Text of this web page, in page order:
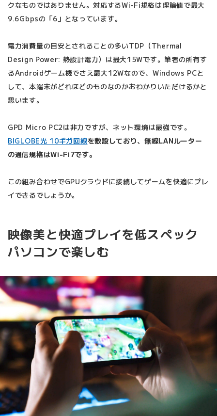
クなものではありません。対応するWi-Fi規格は理論値で最大
9.6Gbpsの「6」となっています。
電力消費量の目安とされることの多いTDP（Thermal
Design Power: 熱設計電力）は最大15Wです。筆者の所有す
るAndroidゲーム機でさえ最大12Wなので、Windows PCと
して、本端末がどれほどのものなのかおわかりいただけるかと
思います。
GPD Micro PC2は非力ですが、ネット環境は最強です。
BIGLOBE光 10ギガ回線を敷設しており、無線LANルーター
の通信規格はWi-Fi7です。
この組み合わせでGPUクラウドに接続してゲームを快適にプレ
イできるでしょうか。
映像美と快適プレイを低スペック
パソコンで楽しむ